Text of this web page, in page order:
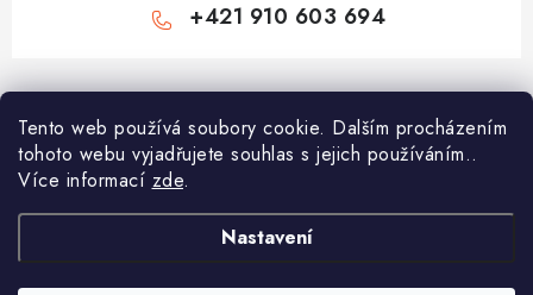
Tento web používá soubory cookie. Dalším procházením
tohoto webu vyjadřujete souhlas s jejich používáním..
Více informací zde.
Nastavení
+421 910 603 694
Z
á
Najdete nás
Informace pro vás